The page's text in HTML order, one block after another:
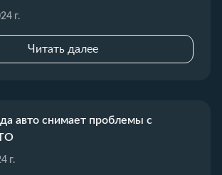
г.
Читать далее
авто снимает проблемы с
г.